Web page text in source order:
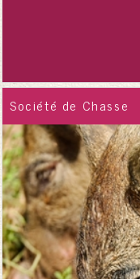
Société de Chasse